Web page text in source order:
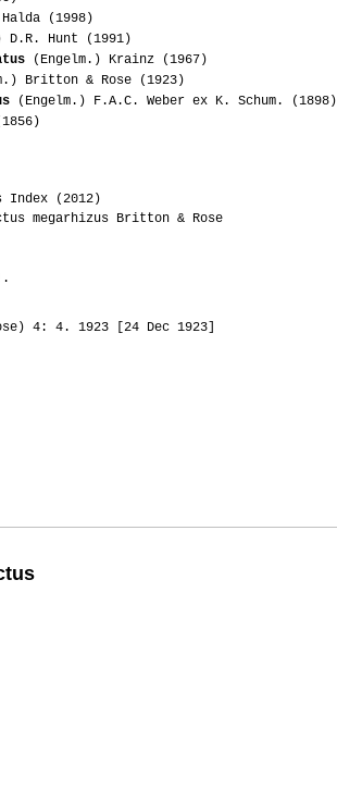
(1998)
D.R. Hunt (1991)
(Engelm.) Krainz (1967)
Britton & Rose (1923)
(Engelm.) F.A.C. Weber ex K. Schum. (1898)
Index (2012)
megarhizus Britton & Rose
4: 4. 1923 [24 Dec 1923]